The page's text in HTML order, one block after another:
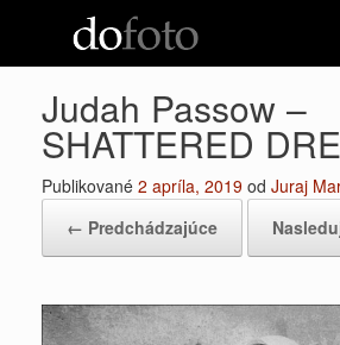
Judah Passow –
SHATTERED
Publikované 2 apríla, 2019 od Juraj
← Predchádzajúce